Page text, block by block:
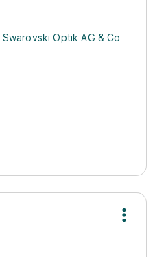
Swarovski Optik AG & Co